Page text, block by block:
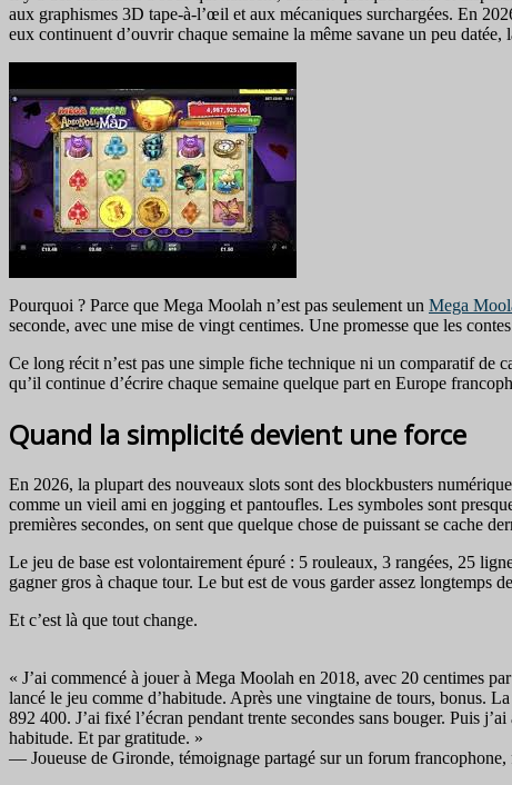
aux graphismes 3D tape-à-l’œil et aux mécaniques surchargées. En
eux continuent d’ouvrir chaque semaine la même savane un peu
Pourquoi ? Parce que Mega Moolah n’est pas seulement un Mega
seconde, avec une mise de vingt centimes. Une promesse que les
Ce long récit n’est pas une simple fiche technique ni un comparatif de
qu’il continue d’écrire chaque semaine quelque part en Europe
Quand la simplicité devient une force
En 2026, la plupart des nouveaux slots sont des blockbusters
comme un vieil ami en jogging et pantoufles. Les symboles sont
premières secondes, on sent que quelque chose de puissant se cache
Le jeu de base est volontairement épuré : 5 rouleaux, 3 rangées, 25
gagner gros à chaque tour. Le but est de vous garder assez longtemps
Et c’est là que tout change.
« J’ai commencé à jouer à Mega Moolah en 2018, avec 20 centimes
lancé le jeu comme d’habitude. Après une vingtaine de tours, bonus.
892 400. J’ai fixé l’écran pendant trente secondes sans bouger. Puis
habitude. Et par gratitude. »
— Joueuse de Gironde, témoignage partagé sur un forum